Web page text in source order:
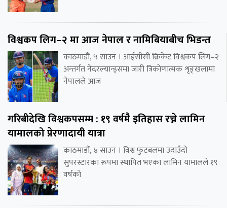
विश्वकप लिग–२ मा आज नेपाल र नामिबियाबीच भिडन्त
काठमाडौं, ५ साउन । आईसीसी क्रिकेट विश्वकप लिग–२
अन्तर्गत नेदरल्यान्ड्समा जारी त्रिकोणात्मक शृङ्खलामा
नेपालले आज
गरिबीदेखि विश्वकपसम्म : १९ वर्षमै इतिहास रच्ने लामिन
यामालको प्रेरणादायी यात्रा
काठमाडौं, ४ साउन । विश्व फुटबलमा उदाउँदो
सुपरस्टारका रूपमा स्थापित भएका लामिन यामालले १९
वर्षको